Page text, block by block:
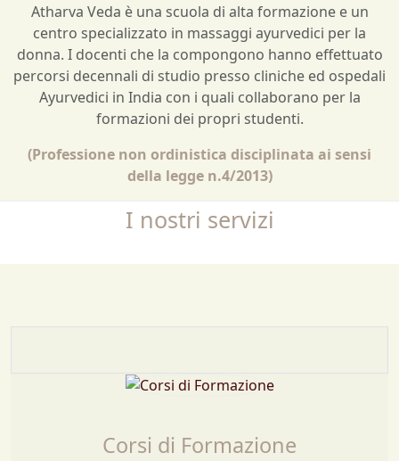
Atharva Veda è una scuola di alta formazione e un
centro specializzato in massaggi ayurvedici per la
donna. I docenti che la compongono hanno effettuato
percorsi decennali di studio presso cliniche ed ospedali
Ayurvedici in India con i quali collaborano per la
formazioni dei propri studenti.
(Professione non ordinistica disciplinata ai sensi
della legge n.4/2013)
I nostri servizi
Corsi di Formazione